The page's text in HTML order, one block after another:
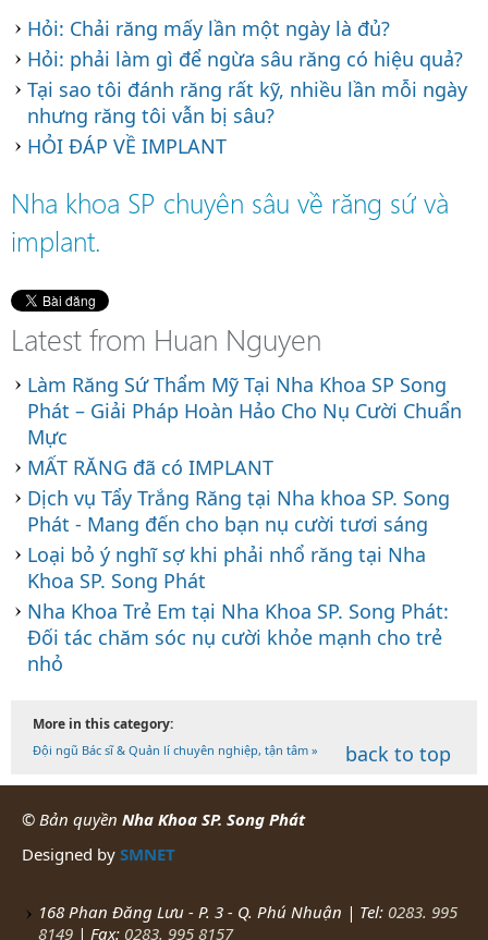
Hỏi: Chải răng mấy lần một ngày là đủ?
Hỏi: phải làm gì để ngừa sâu răng có hiệu quả?
Tại sao tôi đánh răng rất kỹ, nhiều lần mỗi ngày
nhưng răng tôi vẫn bị sâu?
HỎI ĐÁP VỀ IMPLANT
Nha khoa SP chuyên sâu về răng sứ và
implant.
Latest from Huan Nguyen
Làm Răng Sứ Thẩm Mỹ Tại Nha Khoa SP Song
Phát – Giải Pháp Hoàn Hảo Cho Nụ Cười Chuẩn
Mực
MẤT RĂNG đã có IMPLANT
Dịch vụ Tẩy Trắng Răng tại Nha khoa SP. Song
Phát - Mang đến cho bạn nụ cười tươi sáng
Loại bỏ ý nghĩ sợ khi phải nhổ răng tại Nha
Khoa SP. Song Phát
Nha Khoa Trẻ Em tại Nha Khoa SP. Song Phát:
Đối tác chăm sóc nụ cười khỏe mạnh cho trẻ
nhỏ
More in this category:
Đội ngũ Bác sĩ & Quản lí chuyên nghiệp, tận tâm » back to top
© Bản quyền Nha Khoa SP. Song Phát
Designed by SMNET
168 Phan Đăng Lưu - P. 3 - Q. Phú Nhuận | Tel: 0283. 995
8149 | Fax: 0283. 995 8157